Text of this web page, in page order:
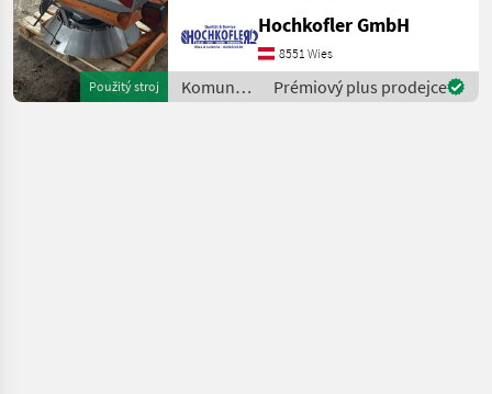
Použitý stroj
Beleuchtung,
Tankerhöhung Komunálne
stroje Snehové drapáky a
snehové frézy
Hochkofler GmbH
8551 Wies
Komunálne
stroje /
Prémiový plus prodejce